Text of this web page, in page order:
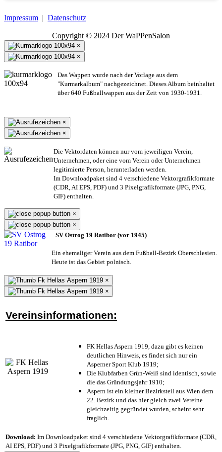
Impressum | Datenschutz
Copyright © 2024 Der WaPPenSalon
×
×
Das Wappen wurde nach der Vorlage aus dem
"Kurmarkalbum" nachgezeichnet. Dieses Album beinhaltet
über 640 Fußballwappen aus der Zeit von 1930-1931.
×
×
Die Vektordaten können nur vom jeweiligen Verein,
Unternehmen, oder eine vom Verein oder Unternehmen
legitimierte Person, herunterladen werden.
Im Downloadpaket sind 4 verschiedene Vektorgrafikformate
(CDR, AI EPS, PDF) und 3 Pixelgrafikformate (JPG, PNG,
GIF) enthalten.
×
×
SV Ostrog 19 Ratibor (vor 1945)
Ein ehemaliger Verein aus dem Fußball-Bezirk Oberschlesien.
Heute ist das Gebiet polnisch.
×
×
Vereinsinformationen:
FK Hellas Aspern 1919, dazu gibt es keinen
deutlichen Hinweis, es findet sich nur ein
Asperner Sport Klub 1919;
Die Klubfarben Grün-Weiß sind identisch, sowie
die das Gründungsjahr 1910;
Aspern ist ein kleiner Bezirksteil aus Wien dem
22. Bezirk und das hier gleich zwei Vereine
gleichzeitig gegründet wurden, scheint sehr
fraglich.
Download: Im Downloadpaket sind 4 verschiedene Vektorgrafikformate (CDR,
AI EPS, PDF) und 3 Pixelgrafikformate (JPG, PNG, GIF) enthalten.